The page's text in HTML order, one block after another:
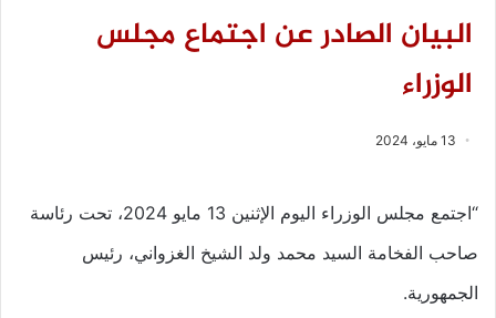
البيان الصادر عن اجتماع مجلس
الوزراء
13 مايو، 2024
“اجتمع مجلس الوزراء اليوم الإثنين 13 مايو 2024، تحت رئاسة
صاحب الفخامة السيد محمد ولد الشيخ الغزواني، رئيس
الجمهورية.